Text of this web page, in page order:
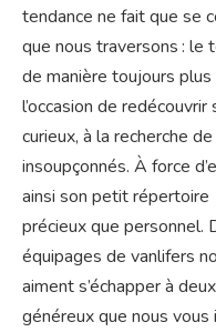
tendance ne fait que se
que nous traversons : le
de manière toujours
l’occasion de
curieux, à la recherche
insoupçonnés. À force
ainsi son petit répertoire
précieux que personnel.
équipages de vanlifers
aiment s’échapper à
généreux que nous